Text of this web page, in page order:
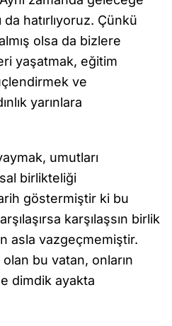
da hatırlıyoruz. Çünkü
olsa da bizlere
yaşatmak, eğitim
ve
yarınlara
umutları
birlikteliği
göstermiştir ki bu
karşılaşsın birlik
asla vazgeçmemiştir.
bu vatan, onların
dimdik ayakta